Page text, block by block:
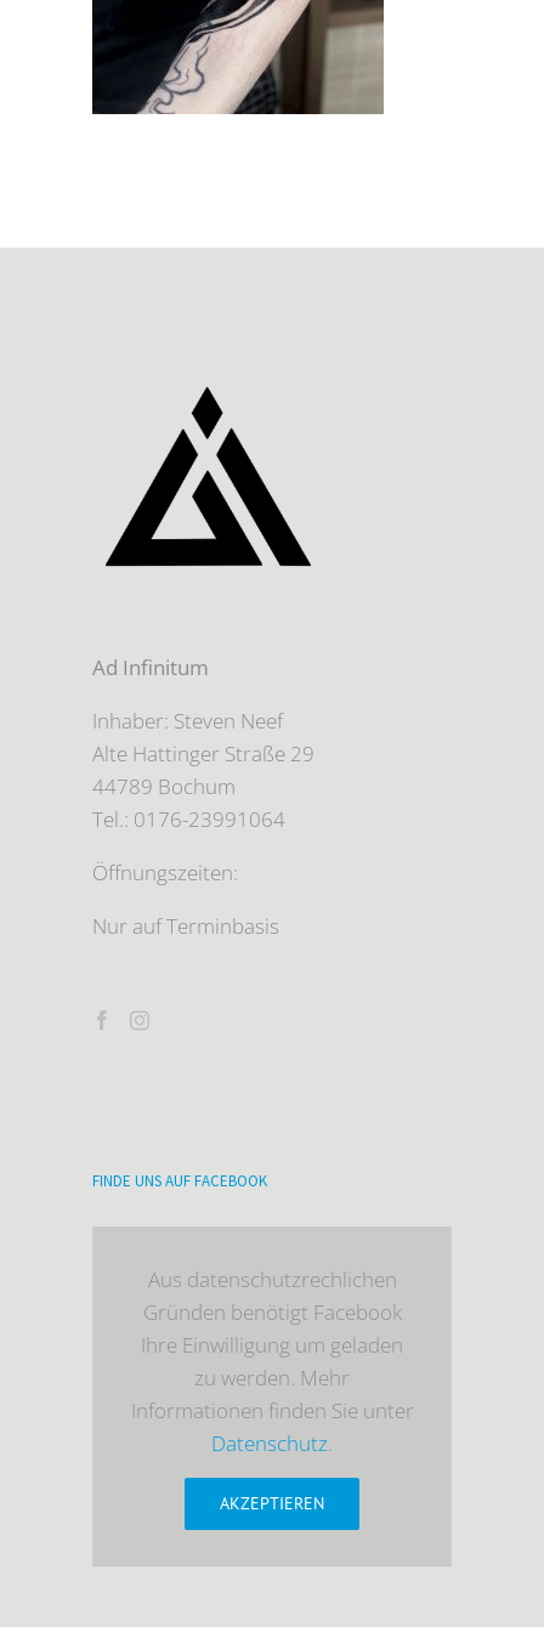
Ad Infinitum
Inhaber: Steven Neef
Alte Hattinger Straße 29
44789 Bochum
Tel.: 0176-23991064
Öffnungszeiten:
Nur auf Terminbasis
FINDE UNS AUF FACEBOOK
Aus datenschutzrechlichen
Gründen benötigt Facebook
Ihre Einwilligung um geladen
zu werden. Mehr
Informationen finden Sie unter
Datenschutz.
AKZEPTIEREN